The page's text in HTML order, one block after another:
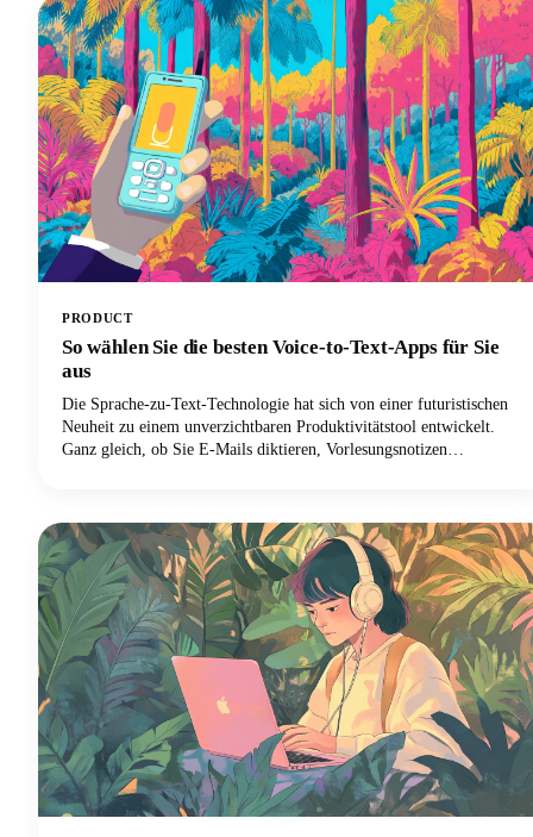
Audiodatei zu speichern.
PRODUCT
So wählen Sie die besten Voice-to-Text-Apps für Sie
aus
Die Sprache-zu-Text-Technologie hat sich von einer futuristischen
Neuheit zu einem unverzichtbaren Produktivitätstool entwickelt.
Ganz gleich, ob Sie E-Mails diktieren, Vorlesungsnotizen